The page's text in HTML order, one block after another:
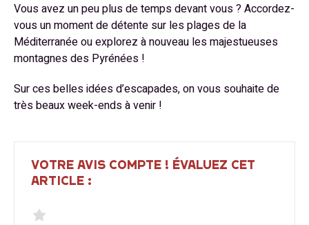
Vous avez un peu plus de temps devant vous ? Accordez-
vous un moment de détente sur les plages de la
Méditerranée ou explorez à nouveau les majestueuses
montagnes des Pyrénées !
Sur ces belles idées d’escapades, on vous souhaite de
très beaux week-ends à venir !
VOTRE AVIS COMPTE ! ÉVALUEZ CET
ARTICLE :